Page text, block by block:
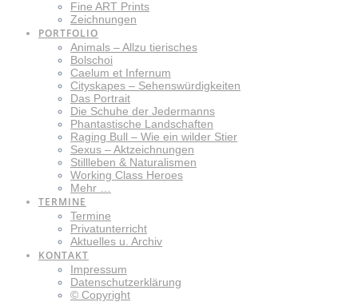
Fine ART Prints
Zeichnungen
PORTFOLIO
Animals – Allzu tierisches
Bolschoi
Caelum et Infernum
Cityskapes – Sehenswürdigkeiten
Das Portrait
Die Schuhe der Jedermanns
Phantastische Landschaften
Raging Bull – Wie ein wilder Stier
Sexus – Aktzeichnungen
Stillleben & Naturalismen
Working Class Heroes
Mehr …
TERMINE
Termine
Privatunterricht
Aktuelles u. Archiv
KONTAKT
Impressum
Datenschutzerklärung
© Copyright